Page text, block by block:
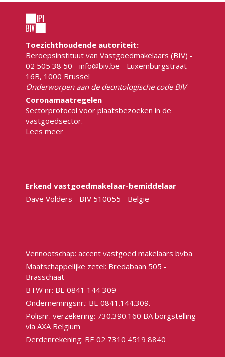
Toezichthoudende autoriteit:
Beroepsinstituut van Vastgoedmakelaars (BIV) -
02 505 38 50 - info@biv.be - Luxemburgstraat
16B, 1000 Brussel
Onderworpen aan de deontologische code BIV
Coronamaatregelen
Sectorprotocol voor plaatsbezoeken in de
vastgoedsector.
Lees meer
Erkend vastgoedmakelaar-bemiddelaar
Dave Volders - BIV 510055 - België
Vennootschap: accent vastgoed makelaars bvba
Maatschappelijke zetel: Bredabaan 505 -
Brasschaat
BTW nr: BE 0841 144 309
Ondernemingsnr.: BE 0841.144.309.
Polisnr. verzekering: 730.390.160 BA borgstelling
via AXA Belgium
Derdenrekening: BE 02 7310 4519 8840